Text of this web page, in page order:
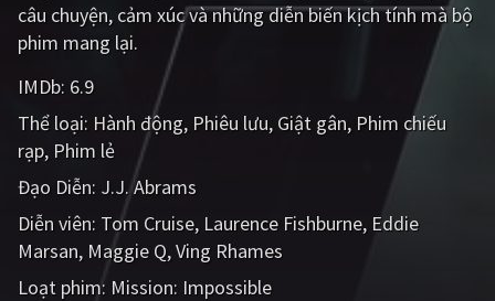
CẬP NHẬT
PHIM BỘ
PHIM LẺ
PHIM CHIẾU RẠP
TUYỂN TẬP PHIM
câu chuyện, cảm xúc và những diễn biến kịch tính mà bộ
phim mang lại.
IMDb: 6.9
Thể loại: Hành động Phiêu lưu Giật gân Phim chiếu
rạp Phim lẻ
Đạo Diễn: J.J. Abrams
Diễn viên: Tom Cruise Laurence Fishburne Eddie
Marsan Maggie Q Ving Rhames
Loạt phim: Mission: Impossible